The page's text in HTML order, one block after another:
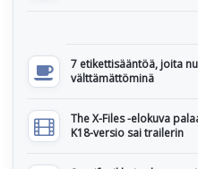
7 etikettisääntöä, joita
välttämättöminä
The X-Files -elokuva
K18-versio sai trailerin